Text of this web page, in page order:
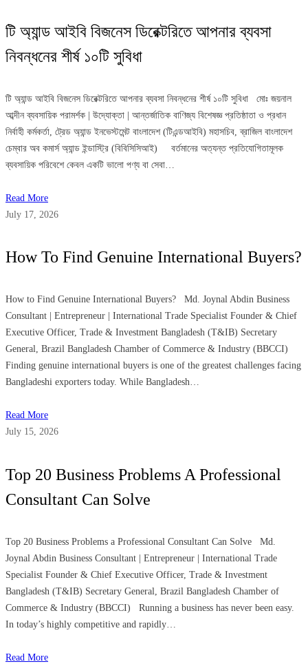
টি অ্যান্ড আইবি বিজনেস ডিরেক্টরিতে আপনার ব্যবসা
নিবন্ধনের শীর্ষ ১০টি সুবিধা
টি অ্যান্ড আইবি বিজনেস ডিরেক্টরিতে আপনার ব্যবসা নিবন্ধনের শীর্ষ ১০টি সুবিধা মোঃ জয়নাল
আব্দীন ব্যবসায়িক পরামর্শক | উদ্যোক্তা | আন্তর্জাতিক বাণিজ্য বিশেষজ্ঞ প্রতিষ্ঠাতা ও প্রধান
নির্বাহী কর্মকর্তা, ট্রেড অ্যান্ড ইনভেস্টমেন্ট বাংলাদেশ (টিএন্ডআইবি) মহাসচিব, ব্রাজিল বাংলাদেশ
চেম্বার অব কমার্স অ্যান্ড ইন্ডাস্ট্রি (বিবিসিসিআই) বর্তমানের অত্যন্ত প্রতিযোগিতামূলক
ব্যবসায়িক পরিবেশে কেবল একটি ভালো পণ্য বা সেবা…
Read More
July 17, 2026
How To Find Genuine International Buyers?
How to Find Genuine International Buyers? Md. Joynal Abdin Business
Consultant | Entrepreneur | International Trade Specialist Founder & Chief
Executive Officer, Trade & Investment Bangladesh (T&IB) Secretary
General, Brazil Bangladesh Chamber of Commerce & Industry (BBCCI)
Finding genuine international buyers is one of the greatest challenges facing
Bangladeshi exporters today. While Bangladesh…
Read More
July 15, 2026
Top 20 Business Problems A Professional
Consultant Can Solve
Top 20 Business Problems a Professional Consultant Can Solve Md.
Joynal Abdin Business Consultant | Entrepreneur | International Trade
Specialist Founder & Chief Executive Officer, Trade & Investment
Bangladesh (T&IB) Secretary General, Brazil Bangladesh Chamber of
Commerce & Industry (BBCCI) Running a business has never been easy.
In today’s highly competitive and rapidly…
Read More